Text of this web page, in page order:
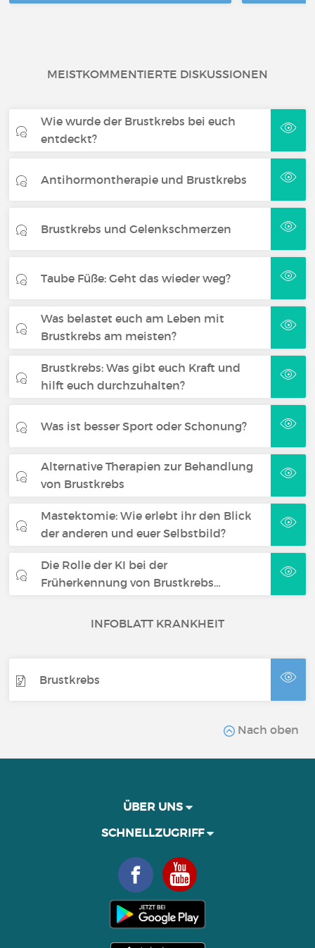
MEISTKOMMENTIERTE DISKUSSIONEN
Wie wurde der Brustkrebs bei euch
entdeckt?
Antihormontherapie und Brustkrebs
Brustkrebs und Gelenkschmerzen
Taube Füße: Geht das wieder weg?
Was belastet euch am Leben mit
Brustkrebs am meisten?
Brustkrebs: Was gibt euch Kraft und
hilft euch durchzuhalten?
Was ist besser Sport oder Schonung?
Alternative Therapien zur Behandlung
von Brustkrebs
Mastektomie: Wie erlebt ihr den Blick
der anderen und euer Selbstbild?
Die Rolle der KI bei der
Früherkennung von Brustkrebs…
INFOBLATT KRANKHEIT
Brustkrebs
Nach oben
ÜBER UNS
SCHNELLZUGRIFF